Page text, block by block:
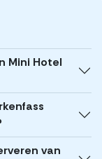
Mini Hotel
van